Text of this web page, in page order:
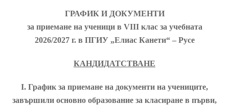
ГРАФИК И ДОКУМЕНТИ
за приемане на ученици в VІІІ клас за учебната
2026/2027 г. в ПГИУ „Елиас Канети“ – Русе
КАНДИДАТСТВАНЕ
І. График за приемане на документи на учениците,
завършили основно образование за класиране в първи,